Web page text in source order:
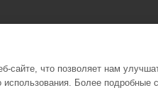
Политика оператора в
сайте, что позволяет нам
Более подробные